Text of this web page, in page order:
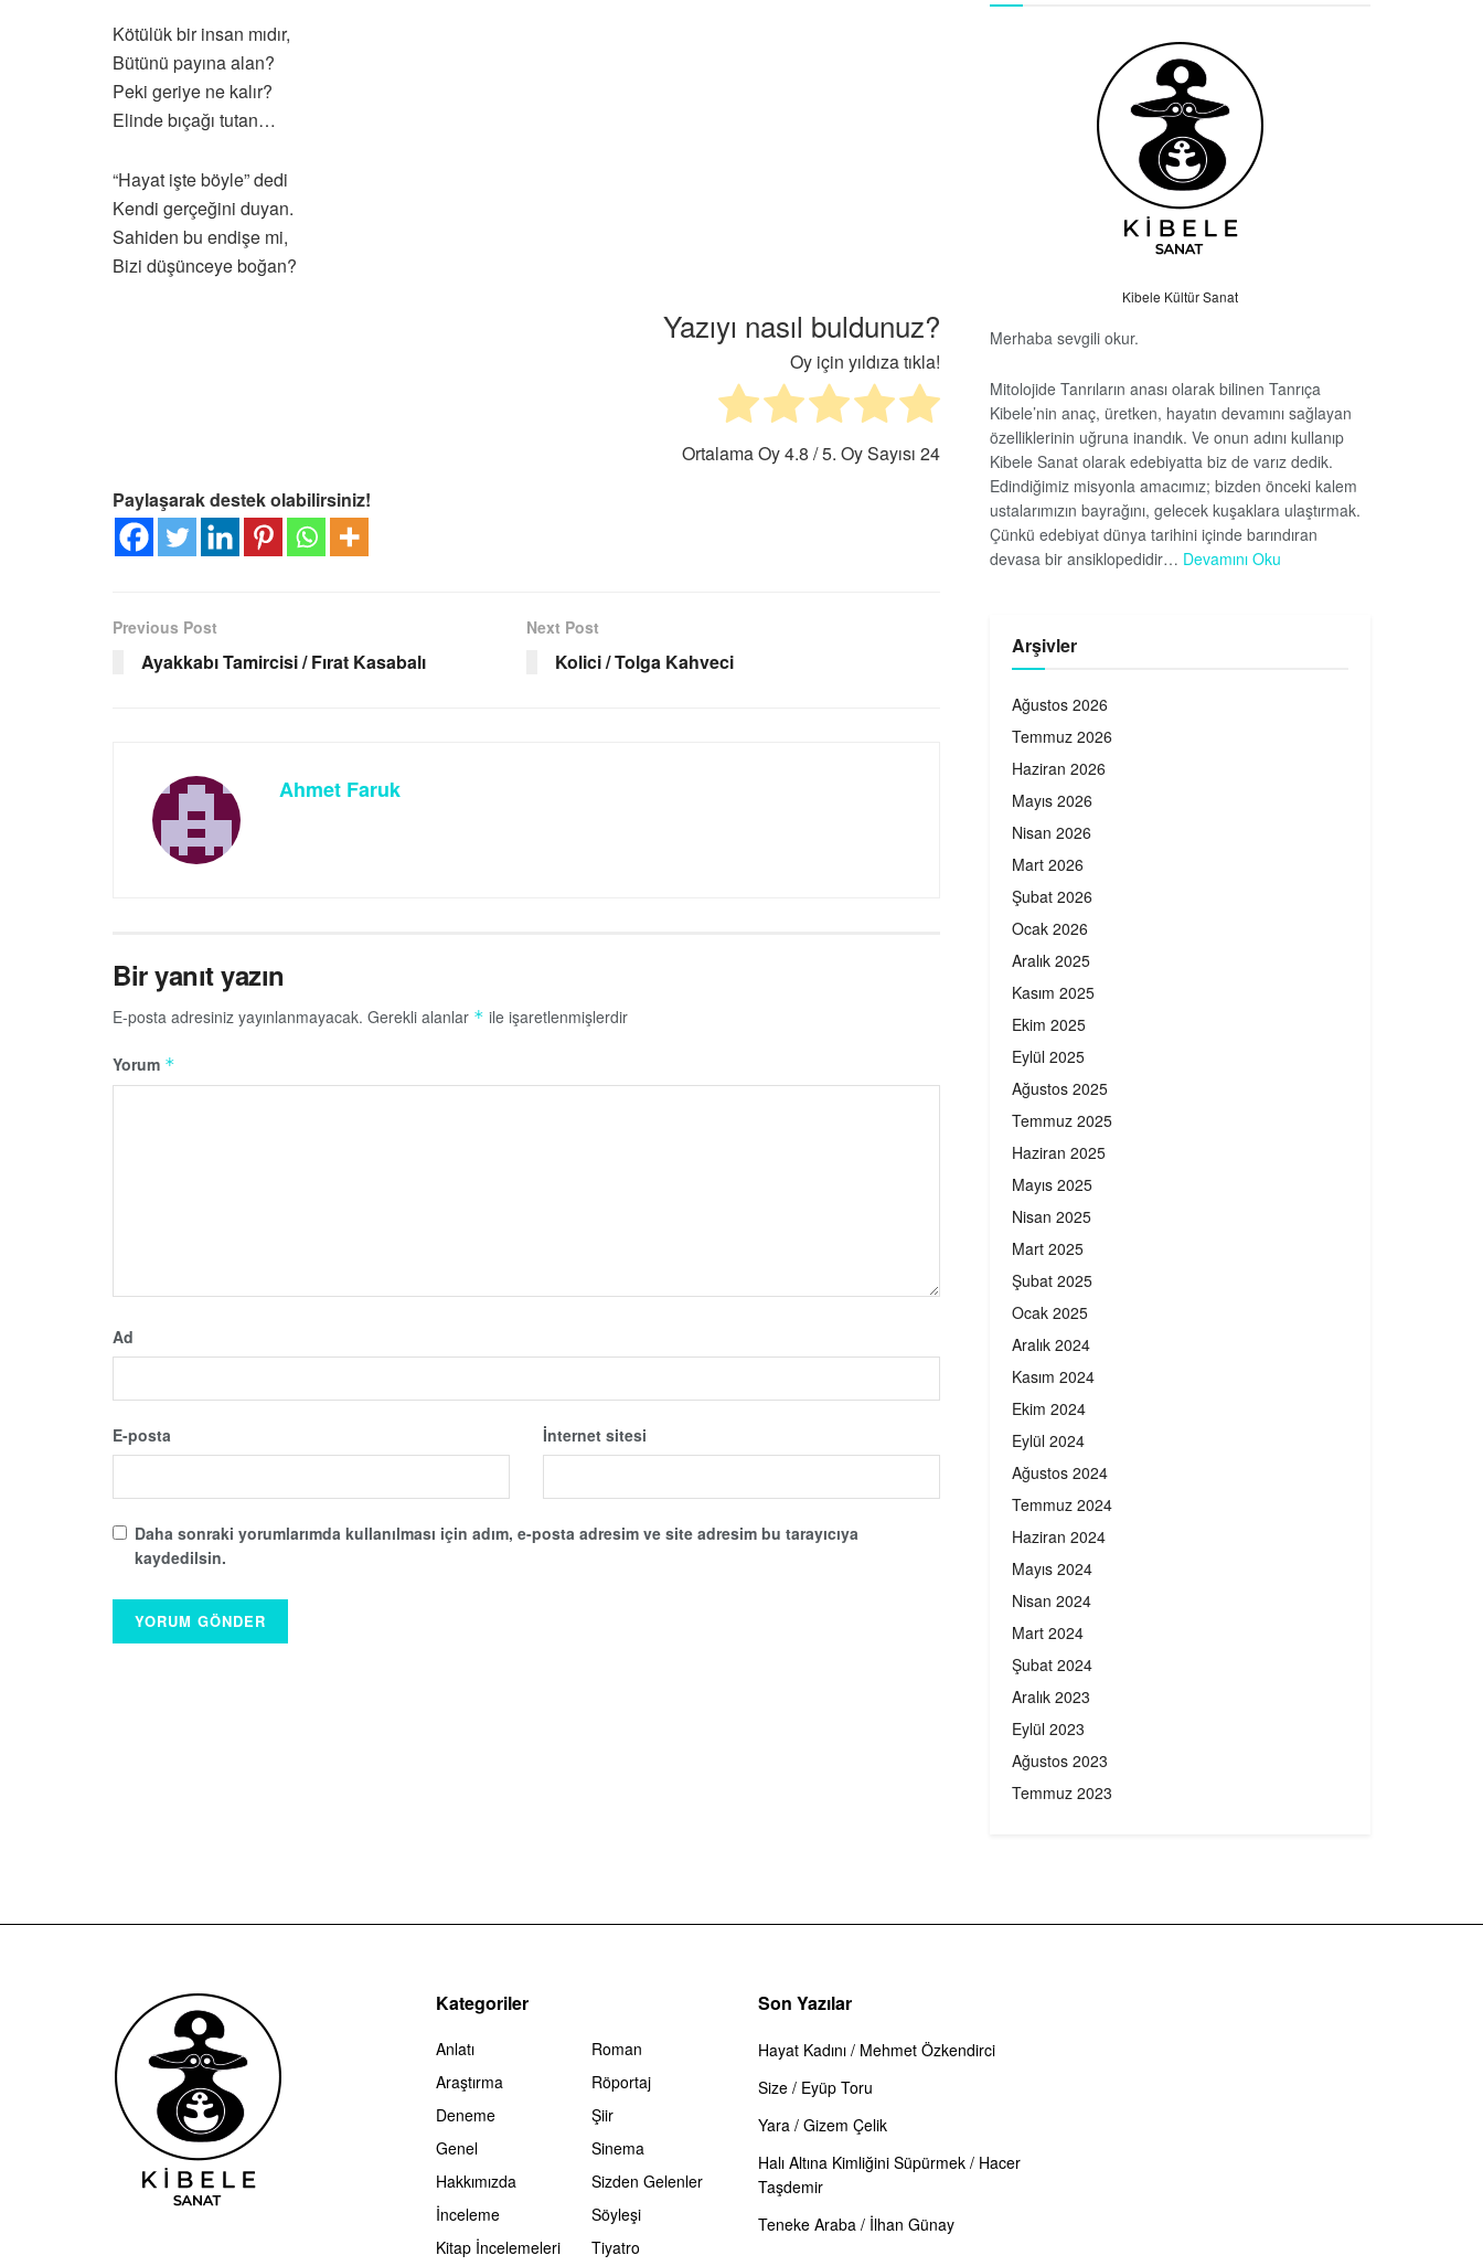
Kötülük bir insan mıdır,
Bütünü payına alan?
Peki geriye ne kalır?
Elinde bıçağı tutan…
“Hayat işte böyle” dedi
Kendi gerçeğini duyan.
Sahiden bu endişe mi,
Bizi düşünceye boğan?
Yazıyı nasıl buldunuz?
Oy için yıldıza tıkla!
Ortalama Oy4.8 / 5. Oy Sayısı 24
Paylaşarak destek olabilirsiniz!
Previous Post
Ayakkabı Tamircisi / Fırat Kasabalı
Next Post
Kolici / Tolga Kahveci
Ahmet Faruk
Bir yanıt yazın
E-posta adresiniz yayınlanmayacak. Gerekli alanlar * ile işaretlenmişlerdir
Yorum *
Ad
E-posta İnternet sitesi
Daha sonraki yorumlarımda kullanılması için adım, e-posta adresim ve site adresim bu tarayıcıya
kaydedilsin.
Kibele Kültür Sanat
Merhaba sevgili okur.
Mitolojide Tanrıların anası olarak bilinen Tanrıça
Kibele’nin anaç, üretken, hayatın devamını sağlayan
özelliklerinin uğruna inandık. Ve onun adını kullanıp
Kibele Sanat olarak edebiyatta biz de varız dedik.
Edindiğimiz misyonla amacımız; bizden önceki kalem
ustalarımızın bayrağını, gelecek kuşaklara ulaştırmak.
Çünkü edebiyat dünya tarihini içinde barındıran
devasa bir ansiklopedidir… Devamını Oku
Arşivler
Ağustos 2026
Temmuz 2026
Haziran 2026
Mayıs 2026
Nisan 2026
Mart 2026
Şubat 2026
Ocak 2026
Aralık 2025
Kasım 2025
Ekim 2025
Eylül 2025
Ağustos 2025
Temmuz 2025
Haziran 2025
Mayıs 2025
Nisan 2025
Mart 2025
Şubat 2025
Ocak 2025
Aralık 2024
Kasım 2024
Ekim 2024
Eylül 2024
Ağustos 2024
Temmuz 2024
Haziran 2024
Mayıs 2024
Nisan 2024
Mart 2024
Şubat 2024
Aralık 2023
Eylül 2023
Ağustos 2023
Temmuz 2023
Kategoriler
Anlatı
Araştırma
Deneme
Genel
Hakkımızda
İnceleme
Kitap İncelemeleri
Roman
Röportaj
Şiir
Sinema
Sizden Gelenler
Söyleşi
Tiyatro
Son Yazılar
Hayat Kadını / Mehmet Özkendirci
Size / Eyüp Toru
Yara / Gizem Çelik
Halı Altına Kimliğini Süpürmek / Hacer
Taşdemir
Teneke Araba / İlhan Günay